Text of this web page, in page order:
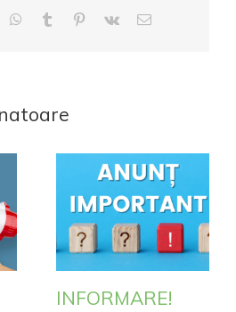
125099
WhatsApp
Tumblr Pinterest
Vk
E-
INFORMARE!